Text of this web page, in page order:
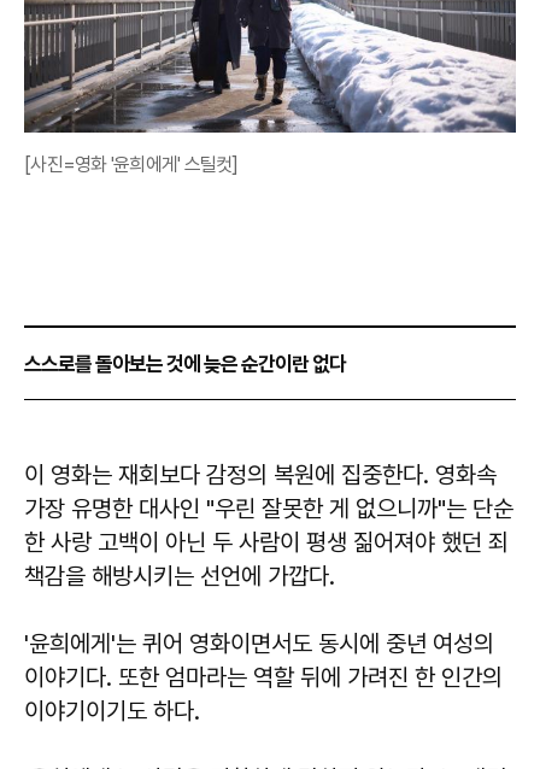
[사진=영화 '윤희에게' 스틸컷]
스스로를 돌아보는 것에 늦은 순간이란 없다
이 영화는 재회보다 감정의 복원에 집중한다. 영화속
가장 유명한 대사인 "우린 잘못한 게 없으니까"는 단순
한 사랑 고백이 아닌 두 사람이 평생 짊어져야 했던 죄
책감을 해방시키는 선언에 가깝다.
'윤희에게'는 퀴어 영화이면서도 동시에 중년 여성의
이야기다. 또한 엄마라는 역할 뒤에 가려진 한 인간의
이야기이기도 하다.